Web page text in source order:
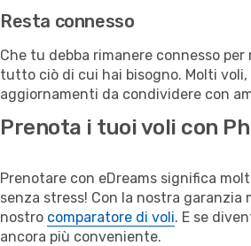
Resta connesso
Che tu debba rimanere connesso
tutto ciò di cui hai bisogno. Molti
aggiornamenti da condividere con
Prenota i tuoi voli con
Prenotare con eDreams significa
senza stress! Con la nostra
nostro comparatore di voli. E se
ancora più conveniente.